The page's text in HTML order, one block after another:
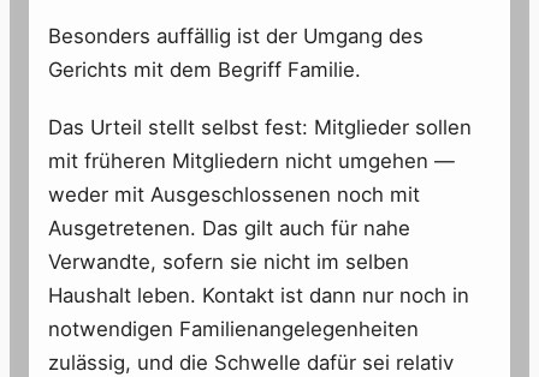
Besonders auffällig ist der Umgang des
Gerichts mit dem Begriff Familie.
Das Urteil stellt selbst fest: Mitglieder sollen
mit früheren Mitgliedern nicht umgehen —
weder mit Ausgeschlossenen noch mit
Ausgetretenen. Das gilt auch für nahe
Verwandte, sofern sie nicht im selben
Haushalt leben. Kontakt ist dann nur noch in
notwendigen Familienangelegenheiten
zulässig, und die Schwelle dafür sei relativ